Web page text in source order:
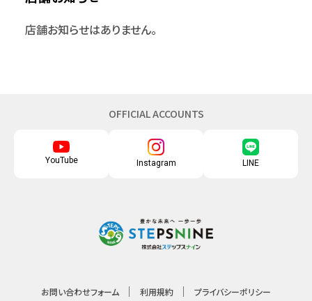
店舗お知らせはありません。
OFFICIAL ACCOUNTS
YouTube Instagram LINE
お問い合わせフォーム 利用規約 プライバシーポリシー